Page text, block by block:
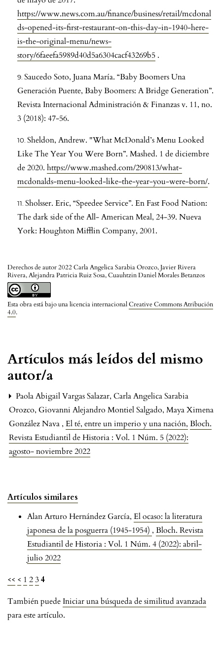
Derechos de autor 2022 Carla Angelica Sarabia Orozco, Javier Rivera
Rivera, Alejandra Patricia Ruiz Sosa, Cuauhtzin Daniel Morales Betanzos
Esta obra está bajo una licencia internacionalCreative Commons Atribución
4.0.
https://www.news.com.au/finance/business/retail/mcdonal
ds-opened-its-first-restaurant-on-this-day-in-1940-here-
is-the-original-menu/news-
story/6faeefa5989d40d5a6304cacf43269b5 .
Saucedo Soto, Juana María. “Baby Boomers Una
Generación Puente, Baby Boomers: A Bridge Generation”.
Revista Internacional Administración & Finanzas v. 11, no.
3 (2018): 47-56.
Sheldon, Andrew. "What McDonald’s Menu Looked
Like The Year You Were Born”. Mashed. 1 de diciembre
de 2020. https://www.mashed.com/290813/what-
mcdonalds-menu-looked-like-the-year-you-were-born/.
Sholsser. Eric, “Speedee Service”. En Fast Food Nation:
The dark side of the All- American Meal, 24-39. Nueva
York: Houghton Mifflin Company, 2001.
Artículos más leídos del mismo
autor/a
Paola Abigail Vargas Salazar, Carla Angelica Sarabia
Orozco, Giovanni Alejandro Montiel Salgado, Maya Ximena
González Nava , El té, entre un imperio y una nación, Bloch.
Revista Estudiantil de Historia : Vol. 1 Núm. 5 (2022):
agosto- noviembre 2022
Artículos similares
Alan Arturo Hernández García, El ocaso: la literatura
japonesa de la posguerra (1945-1954) , Bloch. Revista
Estudiantil de Historia : Vol. 1 Núm. 4 (2022): abril-
julio 2022
<< < 1 234
También puede Iniciar una búsqueda de similitud avanzada
para este artículo.